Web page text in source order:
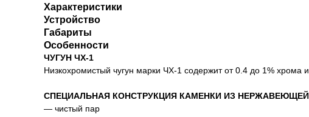
Характеристики
Устройство
Габариты
Особенности
ЧУГУН ЧХ-1
Низкохромистый чугун марки ЧХ-1 содержит от 0.4 до 1% хрома
СПЕЦИАЛЬНАЯ КОНСТРУКЦИЯ КАМЕНКИ ИЗ
— чистый пар